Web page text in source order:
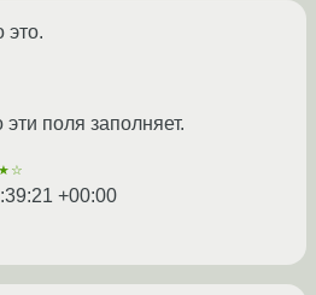
это.
поля заполняет.
+00:00